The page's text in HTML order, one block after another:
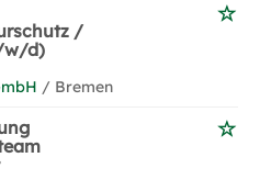
/
w/d)
/ Bremen